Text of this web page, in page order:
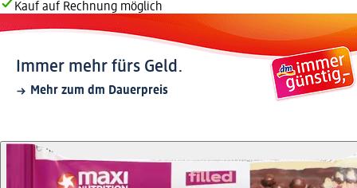
Kauf auf Rechnung möglich
Immer mehr fürs Geld.
Mehr zum dm Dauerpreis